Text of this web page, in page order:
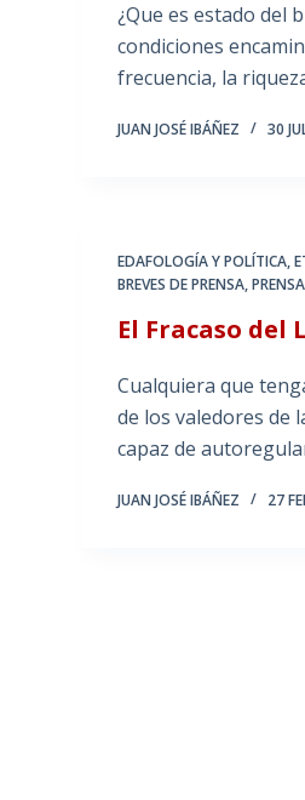
¿Que es estado del
condiciones
frecuencia, la
JUAN JOSÉ IBÁÑEZ 30
EDAFOLOGÍA Y POLÍTICA,
BREVES DE PRENSA,
El Fracaso
Cualquiera que
de los valedores de
capaz de
JUAN JOSÉ IBÁÑEZ 27